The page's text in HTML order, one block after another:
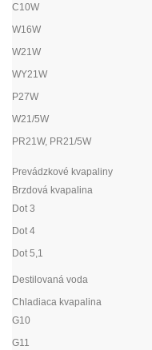
C10W
W16W
W21W
WY21W
P27W
W21/5W
PR21W, PR21/5W
Prevádzkové kvapaliny
Brzdová kvapalina
Dot 3
Dot 4
Dot 5,1
Destilovaná voda
Chladiaca kvapalina
G10
G11